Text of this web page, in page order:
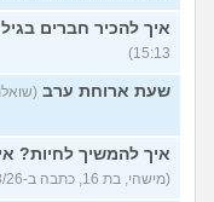
עודאיך להכיר חברים
15:13)
שעת ארוחת ערב (שואלת, בת 19,
איך להמשיך לחיות?
(מישהי, בת 16, כתבה ב-04/08/26 13:05)